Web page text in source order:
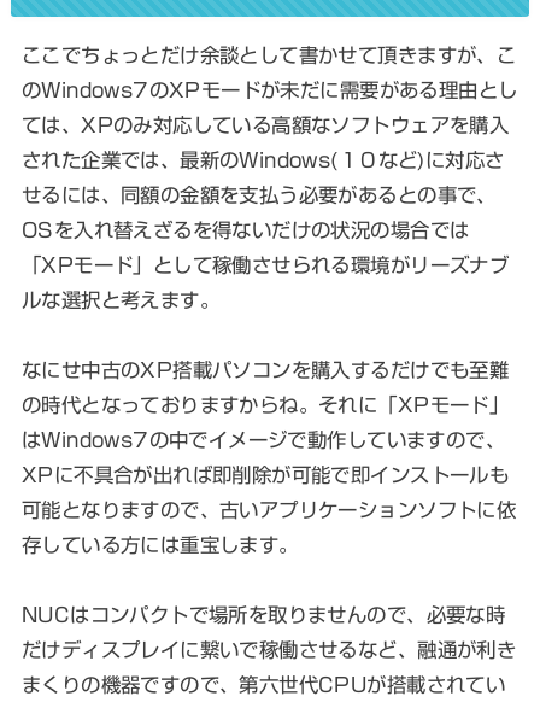
ここでちょっとだけ余談として書かせて頂きますが、こ
のWindows7のXPモードが未だに需要がある理由とし
ては、XPのみ対応している高額なソフトウェアを購入
された企業では、最新のWindows(１０など)に対応さ
せるには、同額の金額を支払う必要があるとの事で、
OSを入れ替えざるを得ないだけの状況の場合では
「XPモード」として稼働させられる環境がリーズナブ
ルな選択と考えます。
なにせ中古のXP搭載パソコンを購入するだけでも至難
の時代となっておりますからね。それに「XPモード」
はWindows7の中でイメージで動作していますので、
XPに不具合が出れば即削除が可能で即インストールも
可能となりますので、古いアプリケーションソフトに依
存している方には重宝します。
NUCはコンパクトで場所を取りませんので、必要な時
だけディスプレイに繋いで稼働させるなど、融通が利き
まくりの機器ですので、第六世代CPUが搭載されてい